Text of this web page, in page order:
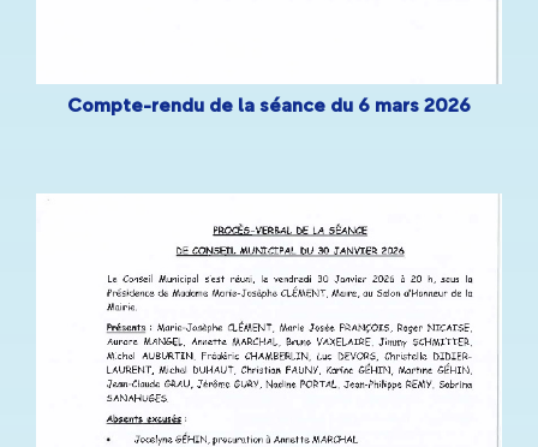
Compte-rendu de la séance du 6 mars 2026